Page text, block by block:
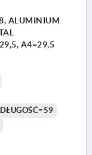
ALUMINIUM
A4=29,5
DŁUGOŚĆ=59